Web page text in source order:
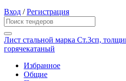
Вход /Регистрация
Лист стальной марка Ст.3сп,
горячекатаный
Избранное
Общие